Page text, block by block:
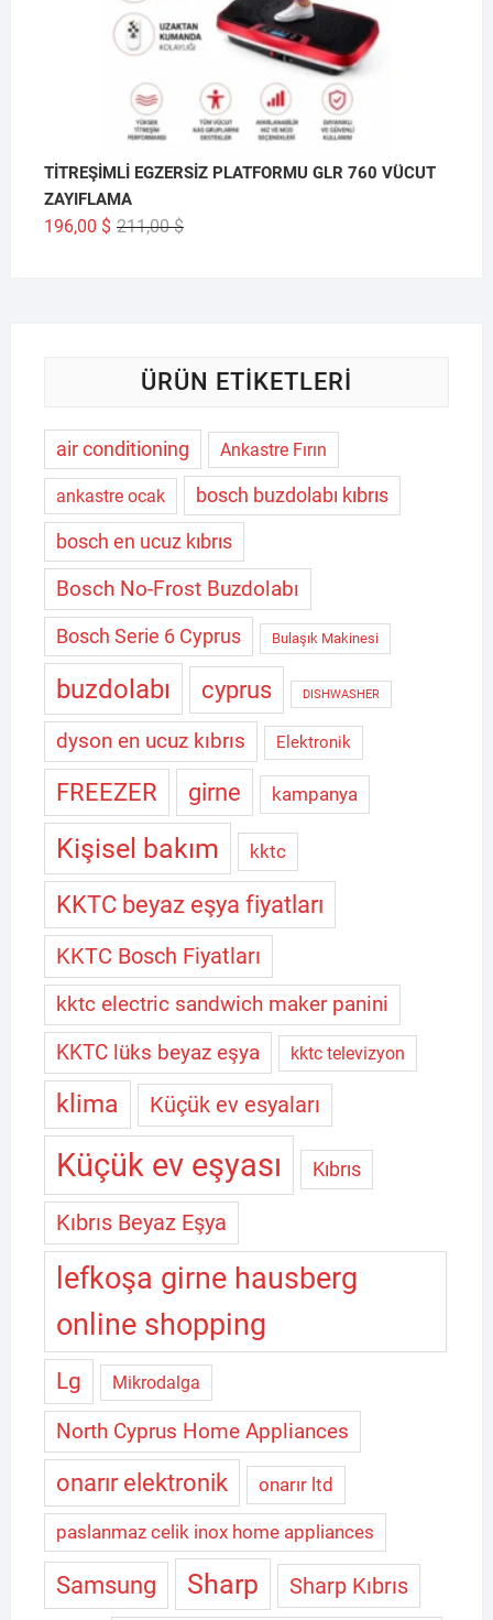
TİTREŞİMLİ EGZERSİZ PLATFORMU GLR 760 VÜCUT
ZAYIFLAMA
211,00$Orijinal
196,00 $
Şu
ÜRÜN ETIKETLERI
air conditioning Ankastre Fırın
ankastre ocak
bosch buzdolabı kıbrıs
bosch en ucuz kıbrıs
Bosch No-Frost Buzdolabı
Bosch Serie 6 Cyprus Bulaşık Makinesi
buzdolabı cyprus DISHWASHER
dyson en ucuz kıbrıs Elektronik
FREEZER girne kampanya
Kişisel bakım kktc
KKTC beyaz eşya fiyatları
KKTC Bosch Fiyatları
kktc electric sandwich maker panini
KKTC lüks beyaz eşya kktc televizyon
klima Küçük ev esyaları
Küçük ev eşyası Kıbrıs
Kıbrıs Beyaz Eşya
lefkoşa girne hausberg
online shopping
Lg Mikrodalga
North Cyprus Home Appliances
onarır elektronik onarır ltd
paslanmaz celik inox home appliances
Samsung Sharp Sharp Kıbrıs